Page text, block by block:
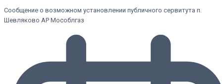
Сообщение о возможном установлении публичного сервитута п.
Шевляково АР Мособлгаз